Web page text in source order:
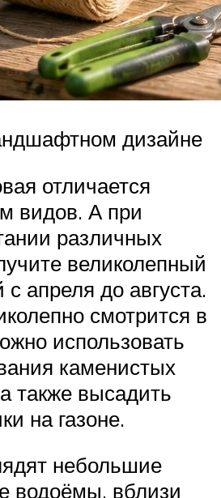
дизайне
отличается
видов. А при
различных
великолепный
апреля до августа.
смотрится в
использовать
каменистых
также высадить
на газоне.
небольшие
водоёмы, вблизи